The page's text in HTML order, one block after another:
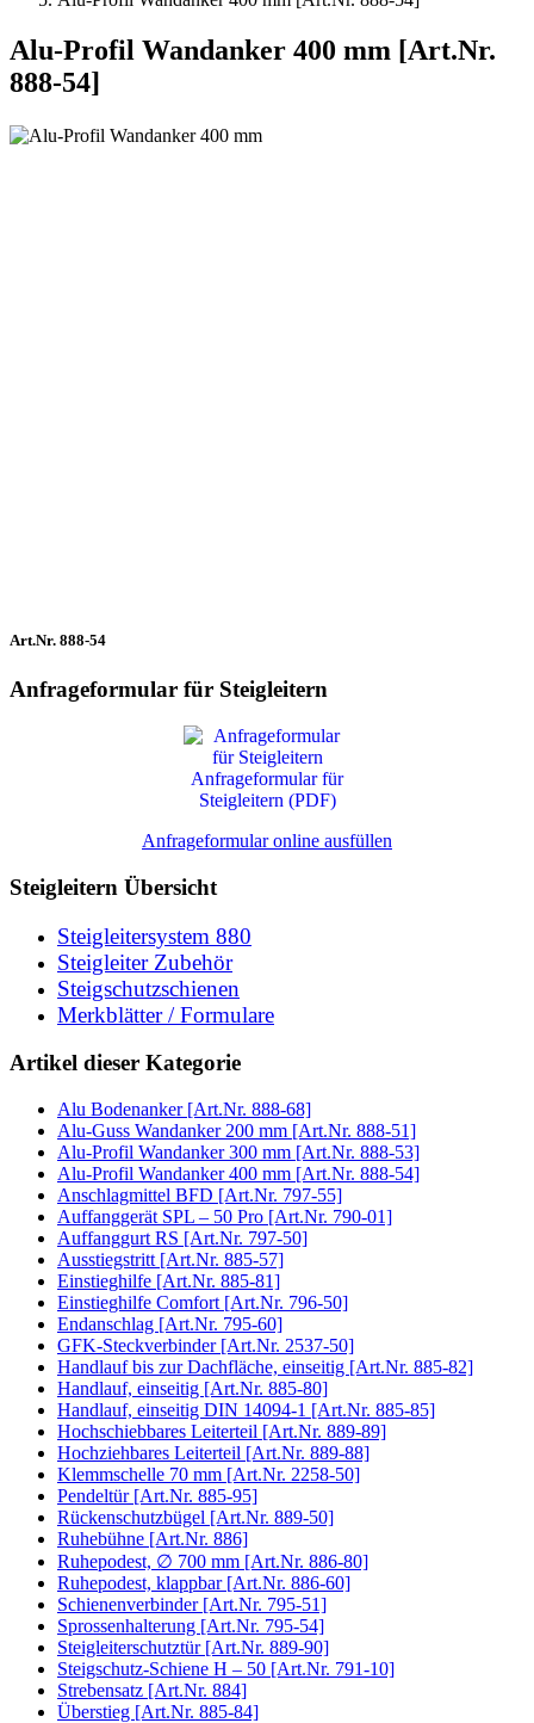
Alu-Profil Wandanker 400 mm [Art.Nr.
888-54]
Art.Nr. 888-54
Anfrageformular für Steigleitern
Anfrageformular für
Steigleitern (PDF)
Anfrageformular online ausfüllen
Steigleitern Übersicht
Steigleitersystem 880
Steigleiter Zubehör
Steigschutzschienen
Merkblätter / Formulare
Artikel dieser Kategorie
Alu Bodenanker [Art.Nr. 888-68]
Alu-Guss Wandanker 200 mm [Art.Nr. 888-51]
Alu-Profil Wandanker 300 mm [Art.Nr. 888-53]
Alu-Profil Wandanker 400 mm [Art.Nr. 888-54]
Anschlagmittel BFD [Art.Nr. 797-55]
Auffanggerät SPL – 50 Pro [Art.Nr. 790-01]
Auffanggurt RS [Art.Nr. 797-50]
Ausstiegstritt [Art.Nr. 885-57]
Einstieghilfe [Art.Nr. 885-81]
Einstieghilfe Comfort [Art.Nr. 796-50]
Endanschlag [Art.Nr. 795-60]
GFK-Steckverbinder [Art.Nr. 2537-50]
Handlauf bis zur Dachfläche, einseitig [Art.Nr. 885-82]
Handlauf, einseitig [Art.Nr. 885-80]
Handlauf, einseitig DIN 14094-1 [Art.Nr. 885-85]
Hochschiebbares Leiterteil [Art.Nr. 889-89]
Hochziehbares Leiterteil [Art.Nr. 889-88]
Klemmschelle 70 mm [Art.Nr. 2258-50]
Pendeltür [Art.Nr. 885-95]
Rückenschutzbügel [Art.Nr. 889-50]
Ruhebühne [Art.Nr. 886]
Ruhepodest, ∅ 700 mm [Art.Nr. 886-80]
Ruhepodest, klappbar [Art.Nr. 886-60]
Schienenverbinder [Art.Nr. 795-51]
Sprossenhalterung [Art.Nr. 795-54]
Steigleiterschutztür [Art.Nr. 889-90]
Steigschutz-Schiene H – 50 [Art.Nr. 791-10]
Strebensatz [Art.Nr. 884]
Überstieg [Art.Nr. 885-84]